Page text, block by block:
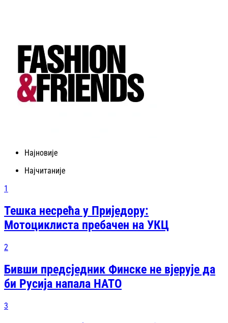
Најновије
Најчитаније
1
Тешка несрећа у Приједору:
Мотоциклиста пребачен на УКЦ
2
Бивши предсједник Финске не вјерује да
би Русија напала НАТО
3